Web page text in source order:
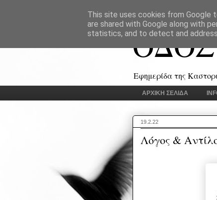
ΟΔΟΣ
Εφημερίδα της
ΑΡΧΙΚΗ ΣΕΛΙΔΑ
19.2.22
Λόγος &
This site uses cookies from Google
are shared with Google along with
statistics, and to detect and